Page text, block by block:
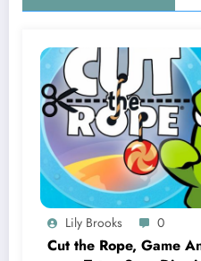
Lily Brooks 0
Cut the Rope, Game